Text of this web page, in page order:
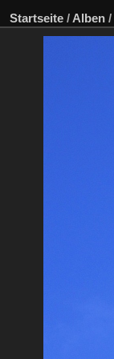
Startseite / Alben /